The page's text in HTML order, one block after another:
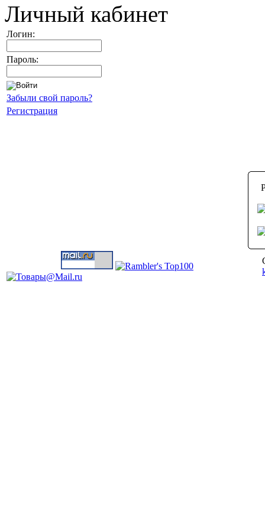
Личный кабинет
Логин:
Пароль:
Забыли свой пароль?
Регистрация